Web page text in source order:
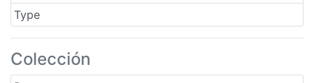
Type
Colección